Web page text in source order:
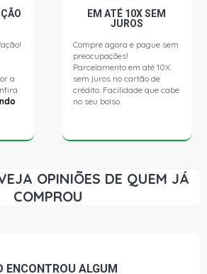
a
EM ATÉ 10X SEM
JUROS
Compre agora e pague sem
preocupações!
Parcelamento em até 10X
sem juros no cartão de
crédito. Facilidade que cabe
no seu bolso.
OPINIÕES DE QUEM JÁ
COMPROU
ENCONTROU ALGUM